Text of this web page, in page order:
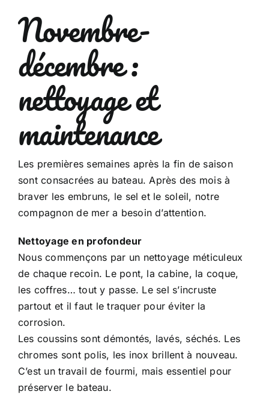
Novembre-
décembre :
nettoyage et
maintenance
Les premières semaines après la fin de saison
sont consacrées au bateau. Après des mois à
braver les embruns, le sel et le soleil, notre
compagnon de mer a besoin d’attention.
Nettoyage en profondeur
Nous commençons par un nettoyage méticuleux
de chaque recoin. Le pont, la cabine, la coque,
les coffres… tout y passe. Le sel s’incruste
partout et il faut le traquer pour éviter la
corrosion.
Les coussins sont démontés, lavés, séchés. Les
chromes sont polis, les inox brillent à nouveau.
C’est un travail de fourmi, mais essentiel pour
préserver le bateau.